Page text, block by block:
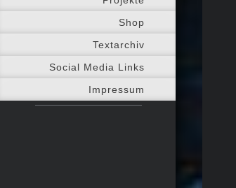
Shop
Textarchiv
Social Media Links
Impressum